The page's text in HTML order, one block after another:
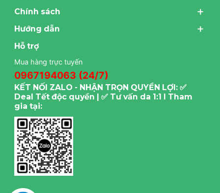
Chính sách
Hướng dẫn
Hỗ trợ
Mua hàng trực tuyến
0967194063 (24/7)
KẾT NỐI ZALO - NHẬN TRỌN QUYỀN LỢI: ✅
Deal Tết độc quyền | ✅ Tư vấn da 1:1 I Tham
gia tại: